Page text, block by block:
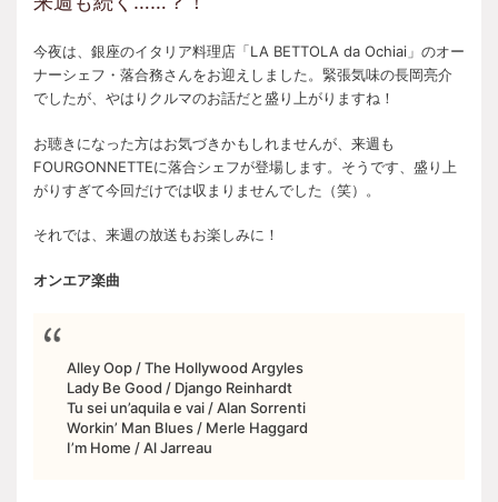
今夜は、銀座のイタリア料理店「LA BETTOLA da Ochiai」のオー
ナーシェフ・落合務さんをお迎えしました。緊張気味の長岡亮介
でしたが、やはりクルマのお話だと盛り上がりますね！
お聴きになった方はお気づきかもしれませんが、来週も
FOURGONNETTEに落合シェフが登場します。そうです、盛り上
がりすぎて今回だけでは収まりませんでした（笑）。
それでは、来週の放送もお楽しみに！
オンエア楽曲
Alley Oop / The Hollywood Argyles
Lady Be Good / Django Reinhardt
Tu sei un’aquila e vai / Alan Sorrenti
Workin’ Man Blues / Merle Haggard
I’m Home / Al Jarreau